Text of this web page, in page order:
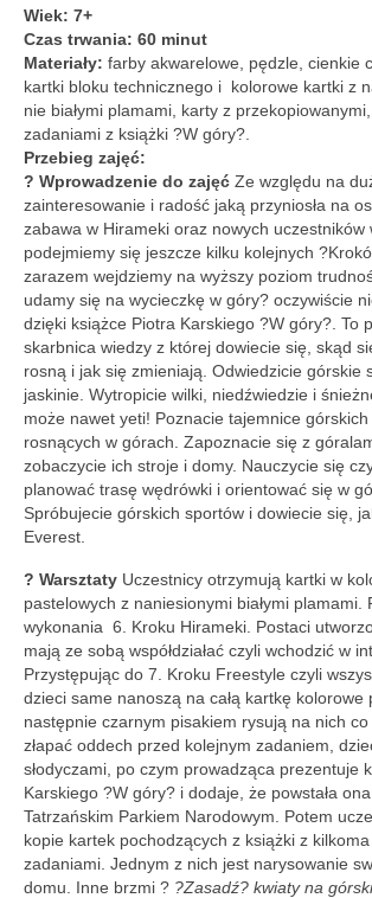
wydarzenia 2019
wydarzenia 2018
wydarzenia 2017
wydarzenia 2016
RODO
Klauzula informacyjna
Polityka prywatności
Regulamin
Regulamin korzystania ze zbiorów
w Porąbce.
Galeria
Galeria 2026
Galeria 2025
Galeria 2024
Galeria 2023
Galeria 2022
Galeria 2021
Galeria 2020
Wiek: 7+
Czas trwania: 60 minut
Materiały: farby akwarelowe, pędzle, cienkie
kartki bloku technicznego i kolorowe kartki z
nie białymi plamami, karty z
zadaniami z książki ?W góry?.
Przebieg zajęć:
? Wprowadzenie do zajęć Ze względu na
zainteresowanie i radość jaką przyniosła na
zabawa w Hirameki oraz nowych uczestników
podejmiemy się jeszcze kilku kolejnych
zarazem wejdziemy na wyższy poziom
udamy się na wycieczkę w góry? oczywiście
dzięki książce Piotra Karskiego ?W góry?. To
skarbnica wiedzy z której dowiecie się, skąd
rosną i jak się zmieniają. Odwiedzicie górskie
jaskinie. Wytropicie wilki, niedźwiedzie i
może nawet yeti! Poznacie tajemnice
rosnących w górach. Zapoznacie się z
zobaczycie ich stroje i domy. Nauczycie się
planować trasę wędrówki i orientować się w
Spróbujecie górskich sportów i dowiecie się,
Everest.
? Warsztaty Uczestnicy otrzymują kartki w
pastelowych z naniesionymi białymi plamami.
wykonania 6. Kroku Hirameki. Postaci
mają ze sobą współdziałać czyli wchodzić w
Przystępując do 7. Kroku Freestyle czyli
dzieci same nanoszą na całą kartkę kolorowe
następnie czarnym pisakiem rysują na nich
złapać oddech przed kolejnym zadaniem,
słodyczami, po czym prowadząca prezentuje
Karskiego ?W góry? i dodaje, że powstała
Tatrzańskim Parkiem Narodowym. Potem
kopie kartek pochodzących z książki z
zadaniami. Jednym z nich jest narysowanie
domu. Inne brzmi ? ?Zasadź? kwiaty na